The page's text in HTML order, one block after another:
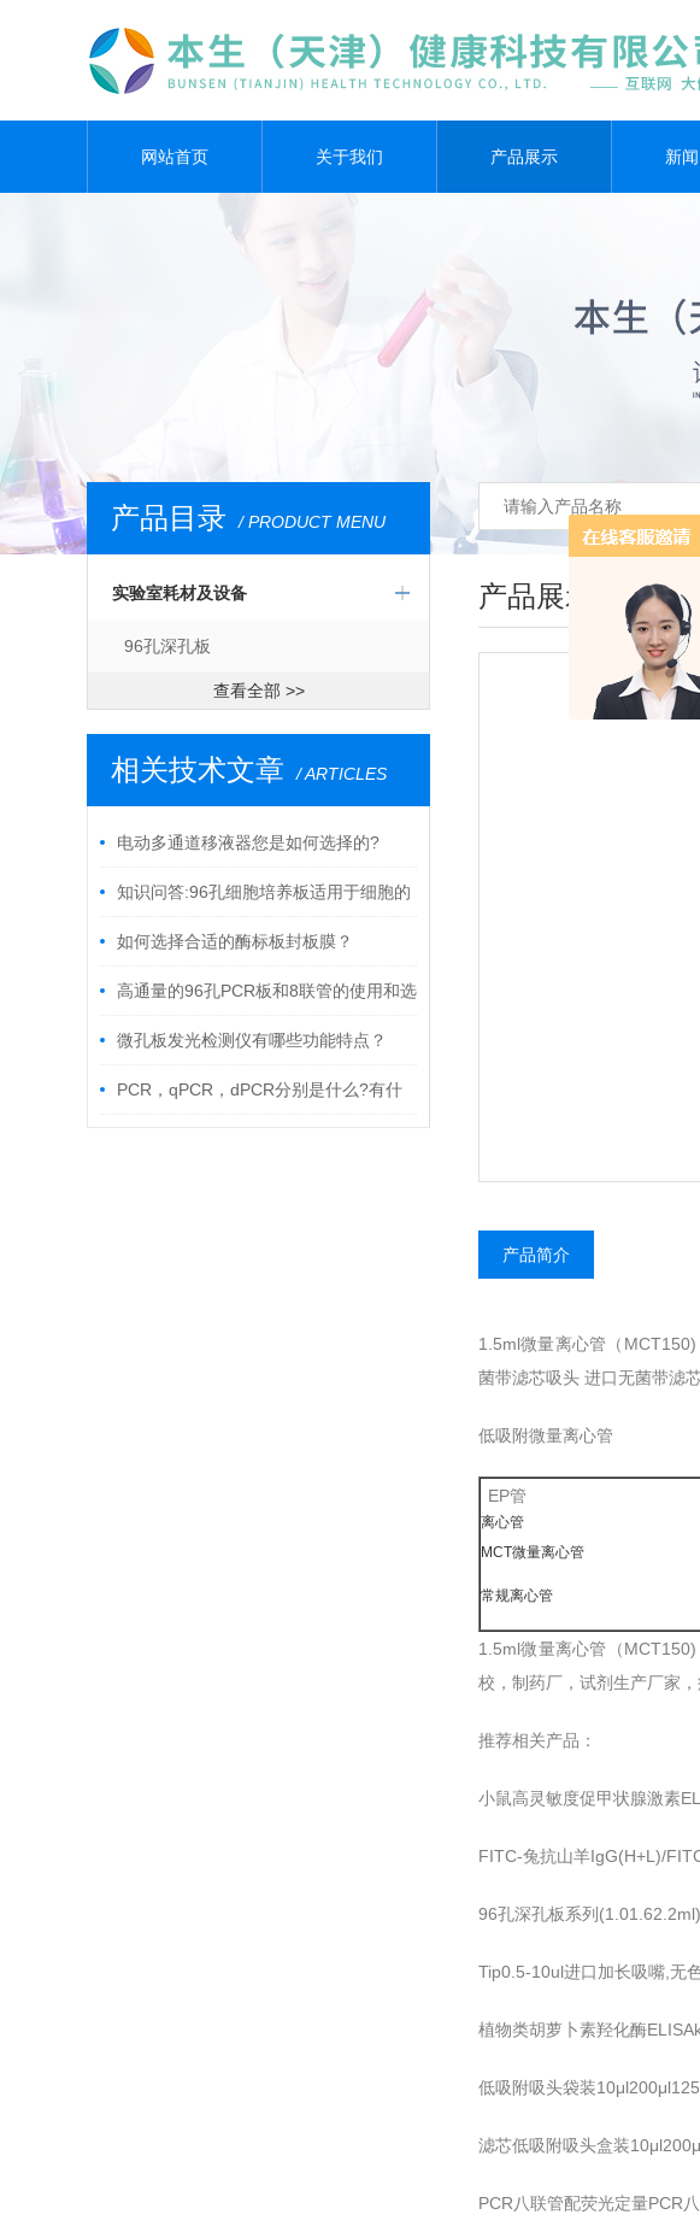
网站首页 关于我们 产品展示 新
产品目录 / PRODUCT MENU
实验室耗材及设备
96孔深孔板
查看全部 >>
相关技术文章 / ARTICLES
电动多通道移液器您是如何选择的?
知识问答:96孔细胞培养板适用于细胞的
贴壁生长?
如何选择合适的酶标板封板膜？
高通量的96孔PCR板和8联管的使用和选
择注意事项
微孔板发光检测仪有哪些功能特点？
PCR，qPCR，dPCR分别是什么?有什
产品展示
产品简介
1.5ml微量离心管（
菌带滤芯吸头 进口无菌带滤
低吸附微量离心管
EP管
离心管
MCT微量离心管
常规离心管
1.5ml微量离心管（
校，制药厂，试剂生产厂家
推荐相关产品：
小鼠高灵敏度促甲状腺激素
FITC-兔抗山羊IgG(H+L)/
96孔深孔板系列
Tip0.5-10ul进口加长吸嘴,无
植物类胡萝卜素羟化酶
低吸附吸头袋装
滤芯低吸附吸头盒装
PCR八联管配荧光定量PCR